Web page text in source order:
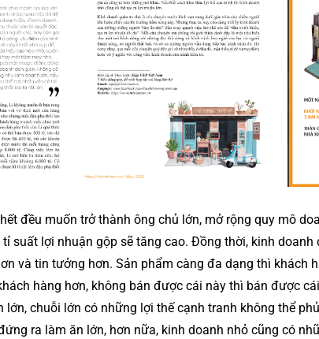
đều muốn trở thành ông chủ lớn, mở rộng quy mô
tỉ suất lợi nhuận gộp sẽ tăng cao. Đồng thời, kinh
và tin tưởng hơn. Sản phẩm càng đa dạng thì khách
hàng hơn, không bán được cái này thì bán được
lớn, chuỗi lớn có những lợi thế cạnh tranh không thể
ra làm ăn lớn, hơn nữa, kinh doanh nhỏ cũng có